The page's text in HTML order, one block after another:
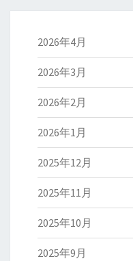
2026年4月
2026年3月
2026年2月
2026年1月
2025年12月
2025年11月
2025年10月
2025年9月